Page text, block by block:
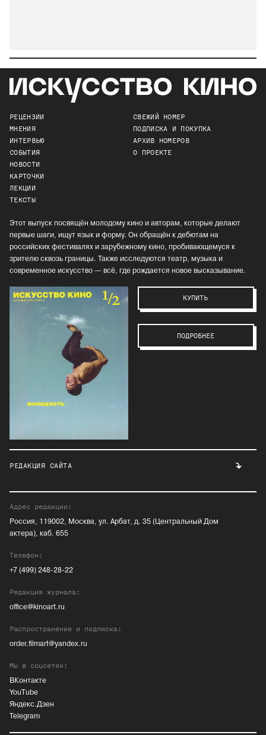
РЕЦЕНЗИИ
МНЕНИЯ
ИНТЕРВЬЮ
СОБЫТИЯ
НОВОСТИ
КАРТОЧКИ
ЛЕКЦИИ
ТЕКСТЫ
СВЕЖИЙ НОМЕР
ПОДПИСКА И ПОКУПКА
АРХИВ НОМЕРОВ
О ПРОЕКТЕ
Этот выпуск посвящён молодому кино и авторам, которые делают
первые шаги, ищут язык и форму. Он обращён к дебютам на
российских фестивалях и зарубежному кино, пробивающемуся к
зрителю сквозь границы. Также исследуются театр, музыка и
современное искусство — всё, где рождается новое высказывание.
КУПИТЬ
ПОДРОБНЕЕ
РЕДАКЦИЯ САЙТА
Адрес редакции:
Россия, 119002, Москва, ул. Арбат, д. 35 (Центральный Дом
актера), каб. 655
Телефон:
+7 (499) 248-28-22
Редакция журнала:
office@kinoart.ru
Распространение и подписка:
order.filmart@yandex.ru
Мы в соцсетях:
ВКонтакте
YouTube
Яндекс.Дзен
Telegram